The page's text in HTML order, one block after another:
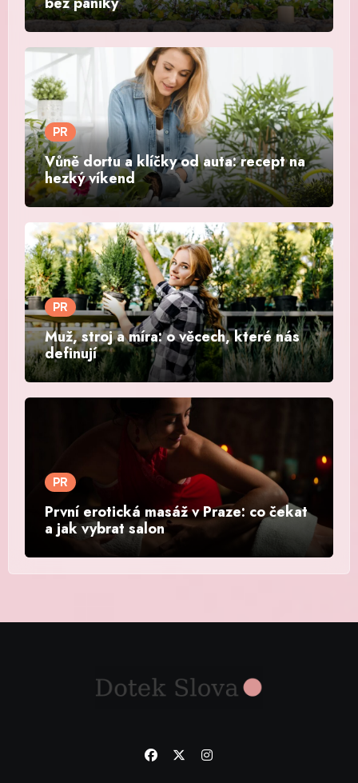
PR
Vůně dortu a klíčky od auta: recept na
hezký víkend
PR
Muž, stroj a míra: o věcech, které nás
definují
PR
První erotická masáž v Praze: co čekat
a jak vybrat salon